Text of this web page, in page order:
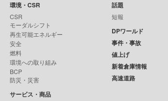
環境・CSR
CSR
モーダルシフト
再生可能エネルギー
安全
燃料
環境への取り組み
BCP
防災・災害
サービス・商品
話題
短報
DPワールド
事件・事故
値上げ
新着倉庫情報
高速道路